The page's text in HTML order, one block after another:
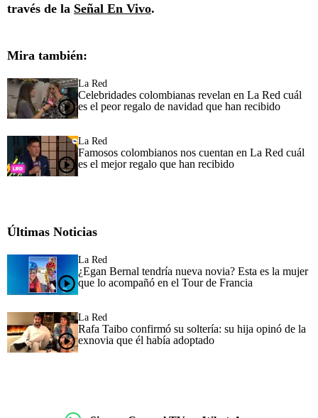
través de la Señal En Vivo.
Mira también:
La Red
Celebridades colombianas revelan en La Red cuál
es el peor regalo de navidad que han recibido
La Red
Famosos colombianos nos cuentan en La Red cuál
es el mejor regalo que han recibido
Últimas Noticias
La Red
¿Egan Bernal tendría nueva novia? Esta es la mujer
que lo acompañó en el Tour de Francia
La Red
Rafa Taibo confirmó su soltería: su hija opinó de la
exnovia que él había adoptado